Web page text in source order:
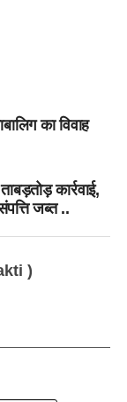
का विवाह
कार्रवाई,
जब्त ..
)